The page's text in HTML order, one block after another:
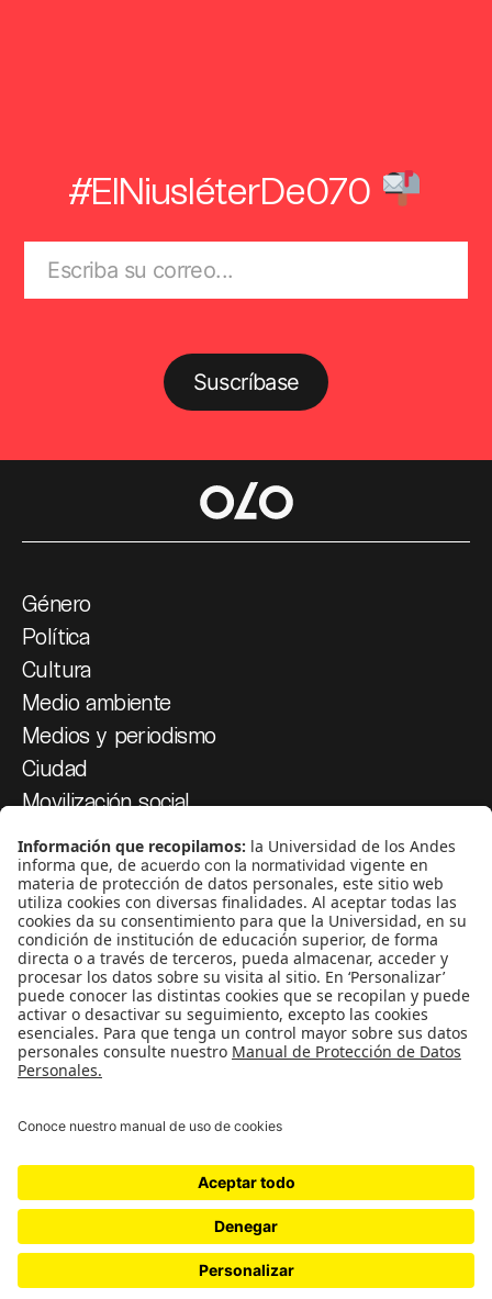
#ElNiusléterDe070
Suscríbase
Género
Política
Cultura
Medio ambiente
Medios y periodismo
Ciudad
Movilización social
¿Quiénes somos?
Podcasts
Ediciones especiales
Proyectos 070
SÍGUENOS
¿Quieres escribir en 070?
CONTÁCTANOS
cerosetenta@uniandes.edu.co